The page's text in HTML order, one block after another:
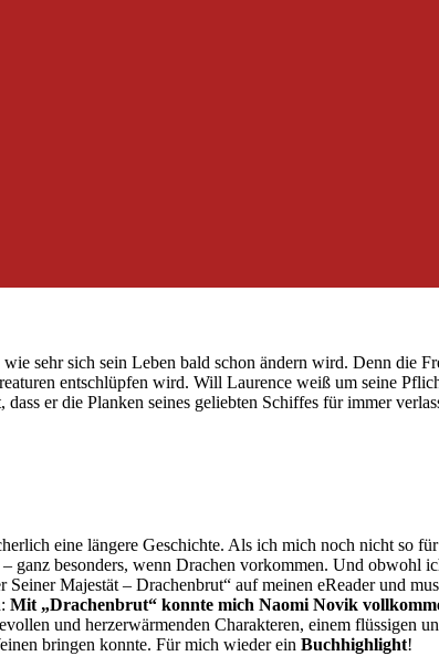
sehr sich sein Leben bald schon ändern wird. Denn die
entschlüpfen wird. Will Laurence weiß um seine
er die Planken seines geliebten Schiffes für immer
eine längere Geschichte. Als ich mich noch nicht so
besonders, wenn Drachen vorkommen. Und obwohl
Majestät – Drachenbrut“ auf meinen eReader und
Mit „Drachenbrut“ konnte mich Naomi Novik
und herzerwärmenden Charakteren, einem flüssigen
bringen konnte. Für mich wieder ein Buchhighlight!